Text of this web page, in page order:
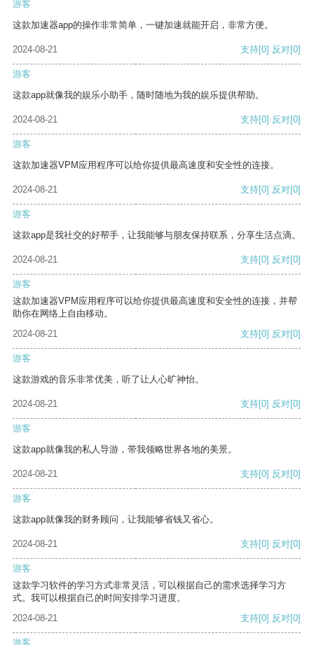
游客
这款加速器app的操作非常简单，一键加速就能开启，非常方便。
2024-08-21 支持[0] 反对[0]
游客
这款app就像我的娱乐小助手，随时随地为我的娱乐提供帮助。
2024-08-21 支持[0] 反对[0]
游客
这款加速器VPM应用程序可以给你提供最高速度和安全性的连接。
2024-08-21 支持[0] 反对[0]
游客
这款app是我社交的好帮手，让我能够与朋友保持联系，分享生活点滴。
2024-08-21 支持[0] 反对[0]
游客
这款加速器VPM应用程序可以给你提供最高速度和安全性的连接，并帮
助你在网络上自由移动。
2024-08-21
支持[0] 反对[0]
游客
这款游戏的音乐非常优美，听了让人心旷神怡。
2024-08-21 支持[0] 反对[0]
游客
这款app就像我的私人导游，带我领略世界各地的美景。
2024-08-21 支持[0] 反对[0]
游客
这款app就像我的财务顾问，让我能够省钱又省心。
2024-08-21 支持[0] 反对[0]
游客
这款学习软件的学习方式非常灵活，可以根据自己的需求选择学习方
式。我可以根据自己的时间安排学习进度。
2024-08-21
支持[0] 反对[0]
游客